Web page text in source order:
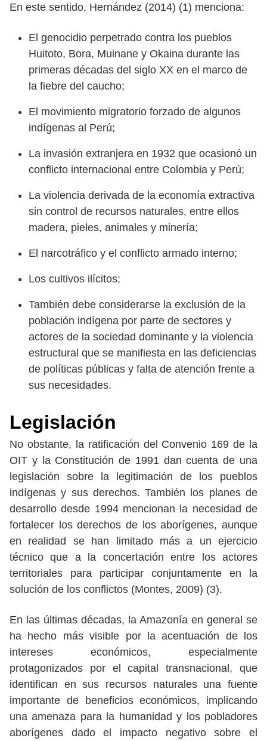
En este sentido, Hernández (2014) (1) menciona:
El genocidio perpetrado contra los pueblos
Huitoto, Bora, Muinane y Okaina durante las
primeras décadas del siglo XX en el marco de
la fiebre del caucho;
El movimiento migratorio forzado de algunos
indígenas al Perú;
La invasión extranjera en 1932 que ocasionó un
conflicto internacional entre Colombia y Perú;
La violencia derivada de la economía extractiva
sin control de recursos naturales, entre ellos
madera, pieles, animales y minería;
El narcotráfico y el conflicto armado interno;
Los cultivos ilícitos;
También debe considerarse la exclusión de la
población indígena por parte de sectores y
actores de la sociedad dominante y la violencia
estructural que se manifiesta en las deficiencias
de políticas públicas y falta de atención frente a
sus necesidades.
Legislación
No obstante, la ratificación del Convenio 169 de la
OIT y la Constitución de 1991 dan cuenta de una
legislación sobre la legitimación de los pueblos
indígenas y sus derechos. También los planes de
desarrollo desde 1994 mencionan la necesidad de
fortalecer los derechos de los aborígenes, aunque
en realidad se han limitado más a un ejercicio
técnico que a la concertación entre los actores
territoriales para participar conjuntamente en la
solución de los conflictos (Montes, 2009) (3).
En las últimas décadas, la Amazonía en general se
ha hecho más visible por la acentuación de los
intereses económicos, especialmente
protagonizados por el capital transnacional, que
identifican en sus recursos naturales una fuente
importante de beneficios económicos, implicando
una amenaza para la humanidad y los pobladores
aborígenes dado el impacto negativo sobre el